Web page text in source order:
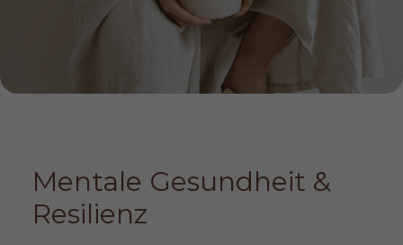
Mentale Gesundheit &
Resilienz